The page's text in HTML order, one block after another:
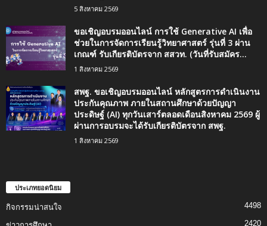
5 สิงหาคม 2569
ขอเชิญอบรมออนไลน์ การใช้ Generative AI เพื่อ
ช่วยในการจัดการเรียนรู้วิทยาศาสตร์ รุ่นที่ 3 ผ่าน
เกณฑ์ รับเกียรติบัตรจาก สสวท. (วันที่รับสมัคร...
1 สิงหาคม 2569
สพฐ. ขอเชิญอบรมออนไลน์ หลักสูตรการดำเนินงาน
ประกันคุณภาพ ภายในสถานศึกษาด้วยปัญญา
ประดิษฐ์ (AI) ทุกวันเสาร์ตลอดเดือนสิงหาคม 2569 ผู้
ผ่านการอบรมจะได้รับเกียรติบัตรจาก สพฐ.
1 สิงหาคม 2569
ประเภทยอดนิยม
กิจกรรมน่าสนใจ 4498
2420